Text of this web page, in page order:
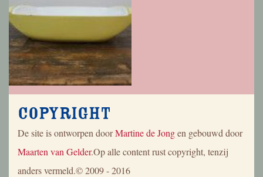
Copyright
De site is ontworpen doorMartine de Jongen gebouwd door
Maarten van Gelder.Op alle content rust copyright, tenzij
anders vermeld.© 2009 - 2016